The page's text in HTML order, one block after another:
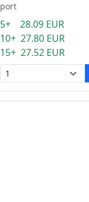
port
5+ 28.09 EUR
10+ 27.80 EUR
15+ 27.52 EUR